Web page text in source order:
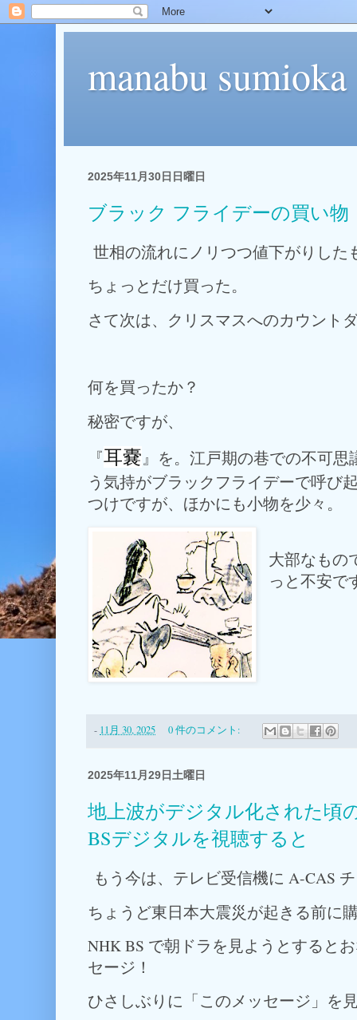
manabu sumioka
2025年11月30日日曜日
ブラック フライデーの買い物
世相の流れにノリつつ値下がりした
ちょっとだけ買った。
さて次は、クリスマスへのカウント
何を買ったか？
秘密ですが、
『耳嚢』を。江戸期の巷での不可
う気持がブラックフライデーで呼び
つけですが、ほかにも小物を少々。
大部なもの
っと不安で
- 11月 30, 2025 0 件のコメント:
2025年11月29日土曜日
地上波がデジタル化された頃
BSデジタルを視聴すると
もう今は、テレビ受信機に A-CAS
ちょうど東日本大震災が起きる前に
NHK BS で朝ドラを見ようとすると
セージ！
ひさしぶりに「このメッセージ」を